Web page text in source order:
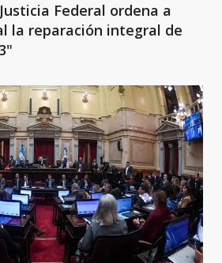
Federal ordena a
la reparación integral de